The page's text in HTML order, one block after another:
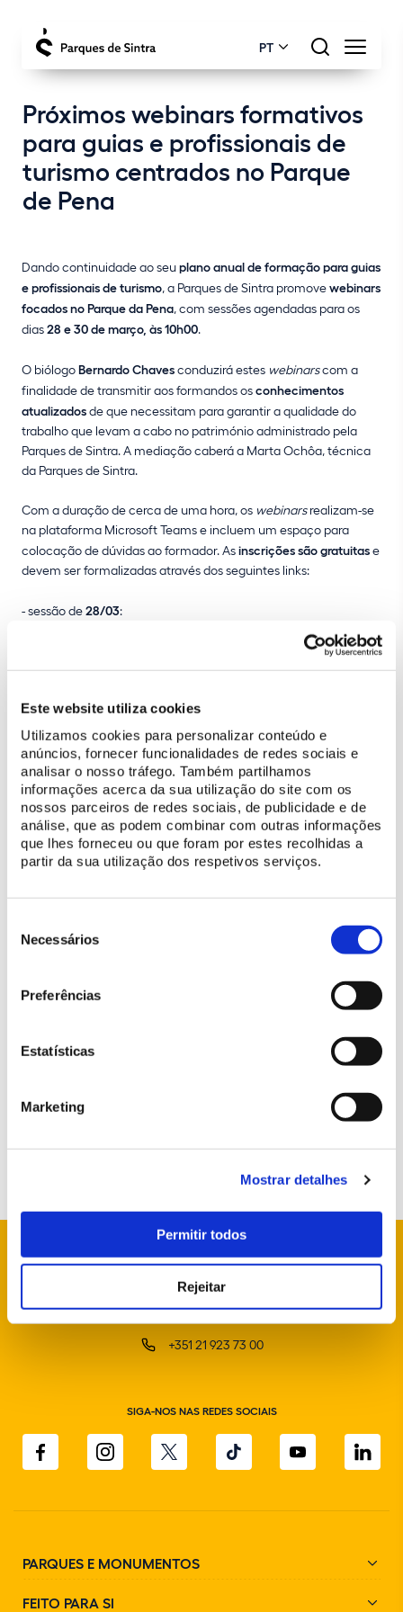
Este website utiliza cookies
Utilizamos cookies para personalizar conteúdo e
anúncios, fornecer funcionalidades de redes sociais e
analisar o nosso tráfego. Também partilhamos
informações acerca da sua utilização do site com os
nossos parceiros de redes sociais, de publicidade e de
análise, que as podem combinar com outras informações
que lhes forneceu ou que foram por estes recolhidas a
partir da sua utilização dos respetivos serviços.
Necessários
Preferências
Estatísticas
Marketing
Mostrar detalhes
Permitir todos
Rejeitar
PT
Próximos webinars formativos
para guias e profissionais de
turismo centrados no Parque
de Pena
Dando continuidade ao seuplano anual de formação para guias
e profissionais de turismo, a Parques de Sintra promovewebinars
focados no Parque da Pena, com sessões agendadas para os
dias28 e 30 de março, às 10h00.
O biólogoBernardo Chavesconduzirá estes webinarscom a
finalidade de transmitir aos formandos osconhecimentos
atualizadosde que necessitam para garantir a qualidade do
trabalho que levam a cabo no património administrado pela
Parques de Sintra. A mediação caberá a Marta Ochôa, técnica
da Parques de Sintra.
Com a duração de cerca de uma hora, os webinarsrealizam-se
na plataforma Microsoft Teams e incluem um espaço para
colocação de dúvidas ao formador. Asinscrições são gratuitase
devem ser formalizadas através dos seguintes links:
- sessão de28/03:
https://www.eventbrite.pt/e/bilhetes-webinar-para-profissionais-
https://www.eventbrite.pt/e/bilhetes-2o-webinar-para-
profissionais-de-turismo-parque-da-pena-592407756547
info@parquesdesintra.pt
+351 21 923 73 00
SIGA-NOS NAS REDES SOCIAIS
PARQUES E MONUMENTOS
FEITO PARA SI